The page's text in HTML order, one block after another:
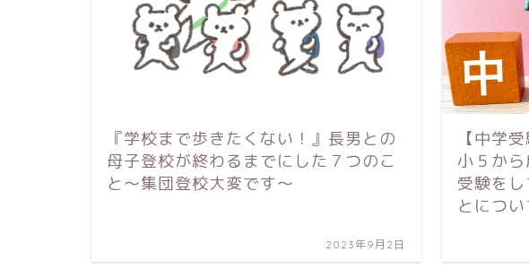
『学校まで歩きたくない！』長男との
母子登校が終わるまでにした７つのこ
と～集団登校大変です～
2023年9月2日
【中学
小５か
受験を
とにつ